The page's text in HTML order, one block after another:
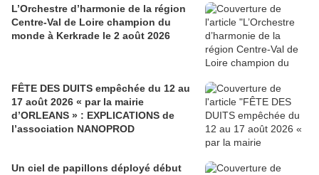
L’Orchestre d’harmonie de la région
Centre-Val de Loire champion du
monde à Kerkrade le 2 août 2026
FÊTE DES DUITS empêchée du 12 au
17 août 2026 « par la mairie
d’ORLEANS » : EXPLICATIONS de
l’association NANOPROD
Un ciel de papillons déployé début